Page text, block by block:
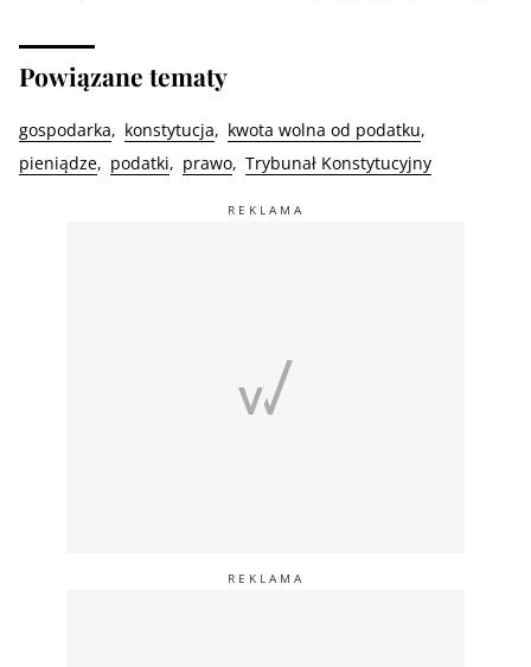
Powiązane tematy
gospodarka konstytucja
kwota wolna od podatku
pieniądze
podatki prawo Trybunał Konstytucyjny